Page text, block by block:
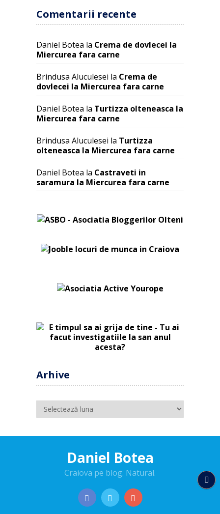
Comentarii recente
Daniel Botea la Crema de dovlecei la
Miercurea fara carne
Brindusa Aluculesei la Crema de
dovlecei la Miercurea fara carne
Daniel Botea la Turtizza olteneasca la
Miercurea fara carne
Brindusa Aluculesei la Turtizza
olteneasca la Miercurea fara carne
Daniel Botea la Castraveti in
saramura la Miercurea fara carne
Arhive
Arhive
Daniel Botea
Craiova pe blog. Natural.